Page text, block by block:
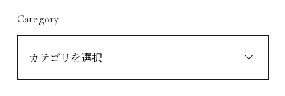
Category